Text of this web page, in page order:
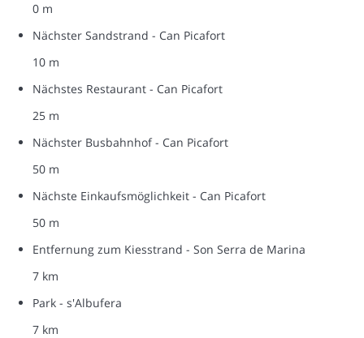
0 m
Nächster Sandstrand - Can Picafort
10 m
Nächstes Restaurant - Can Picafort
25 m
Nächster Busbahnhof - Can Picafort
50 m
Nächste Einkaufsmöglichkeit - Can Picafort
50 m
Entfernung zum Kiesstrand - Son Serra de Marina
7 km
Park - s'Albufera
7 km